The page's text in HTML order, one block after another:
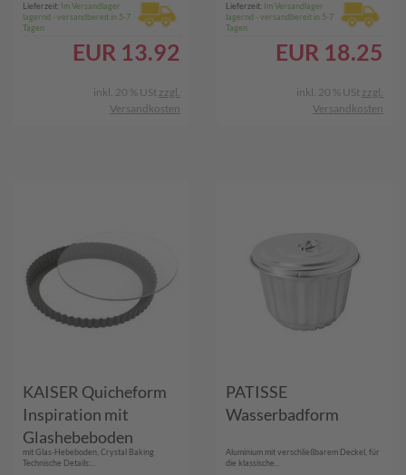
Lieferzeit: Im Versandlager
lagernd - versandbereit in 5-7
Tagen
EUR 13.92
inkl. 20 % USt zzgl.
Versandkosten
Lieferzeit: Im Versandlager
lagernd - versandbereit in 5-7
Tagen
EUR 18.25
inkl. 20 % USt zzgl.
Versandkosten
KAISER Quicheform
Inspiration mit
Glashebeboden
Ø28cm
mit Glas-Hebeboden, Crystal Baking
Technische Details:...
PATISSE
Wasserbadform
Aluminium mit verschließbarem Deckel, für
die klassische...